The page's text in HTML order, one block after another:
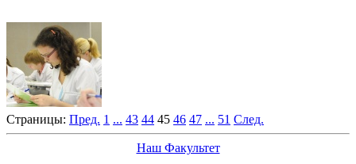
Страницы: Пред. 1 ... 43 44 45 46 47 ... 51 След.
Наш Факультет